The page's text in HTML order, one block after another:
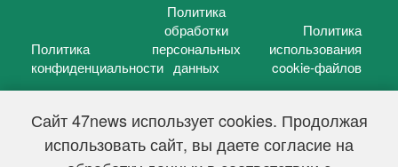
Сайт 47news использует cookies. Продолжая
использовать сайт, вы даете согласие на
Политика
конфиденциальности
Политика
обработки
персональных
данных
Политика
использования
cookie-файлов
47 новостей (47 news)2005 — 2026 г.